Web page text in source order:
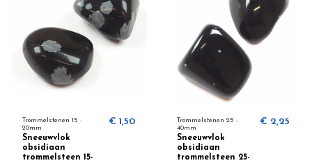
Trommelstenen 15 -
20mm
Sneeuwvlok
obsidiaan
trommelsteen 15-
€ 1,50
Trommelstenen 25 -
40mm
Sneeuwvlok
obsidiaan
trommelsteen 25-
€ 2,25